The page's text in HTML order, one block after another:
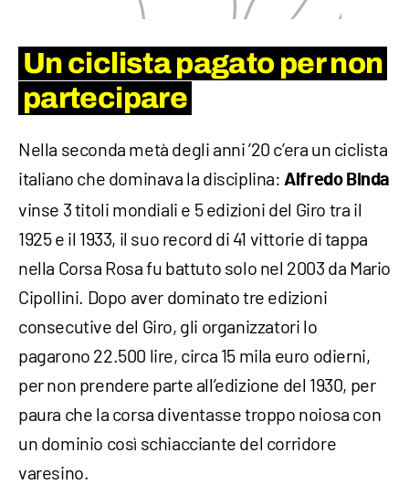
Un ciclista pagato per non
partecipare
Nella seconda metà degli anni ’20 c’era un ciclista
italiano che dominava la disciplina: Alfredo Binda
vinse 3 titoli mondiali e 5 edizioni del Giro tra il
1925 e il 1933, il suo record di 41 vittorie di tappa
nella Corsa Rosa fu battuto solo nel 2003 da Mario
Cipollini. Dopo aver dominato tre edizioni
consecutive del Giro, gli organizzatori lo
pagarono 22.500 lire, circa 15 mila euro odierni,
per non prendere parte all’edizione del 1930, per
paura che la corsa diventasse troppo noiosa con
un dominio così schiacciante del corridore
varesino.